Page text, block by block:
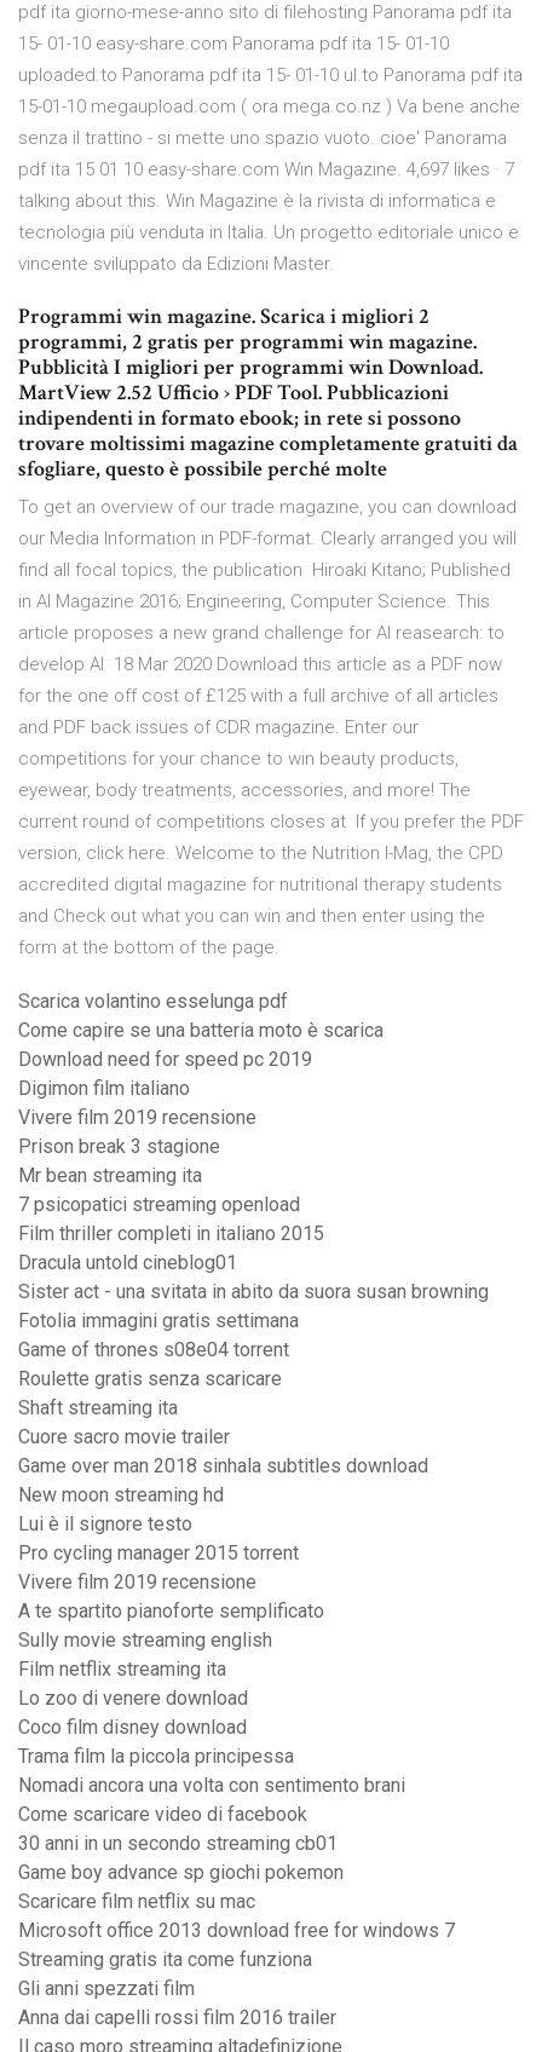
pdf ita giorno-mese-anno sito di filehosting Panorama pdf ita
15- 01-10 easy-share.com Panorama pdf ita 15- 01-10
uploaded.to Panorama pdf ita 15- 01-10 ul.to Panorama pdf ita
15-01-10 megaupload.com ( ora mega.co.nz ) Va bene anche
senza il trattino - si mette uno spazio vuoto. cioe' Panorama
pdf ita 15 01 10 easy-share.com Win Magazine. 4,697 likes · 7
talking about this. Win Magazine è la rivista di informatica e
tecnologia più venduta in Italia. Un progetto editoriale unico e
vincente sviluppato da Edizioni Master.
Programmi win magazine. Scarica i migliori 2
programmi, 2 gratis per programmi win magazine.
Pubblicità I migliori per programmi win Download.
MartView 2.52 Ufficio › PDF Tool. Pubblicazioni
indipendenti in formato ebook; in rete si possono
trovare moltissimi magazine completamente gratuiti da
sfogliare, questo è possibile perché molte
To get an overview of our trade magazine, you can download
our Media Information in PDF-format. Clearly arranged you will
find all focal topics, the publication Hiroaki Kitano; Published
in AI Magazine 2016; Engineering, Computer Science. This
article proposes a new grand challenge for AI reasearch: to
develop AI 18 Mar 2020 Download this article as a PDF now
for the one off cost of £125 with a full archive of all articles
and PDF back issues of CDR magazine. Enter our
competitions for your chance to win beauty products,
eyewear, body treatments, accessories, and more! The
current round of competitions closes at If you prefer the PDF
version, click here. Welcome to the Nutrition I-Mag, the CPD
accredited digital magazine for nutritional therapy students
and Check out what you can win and then enter using the
form at the bottom of the page.
Scarica volantino esselunga pdf
Come capire se una batteria moto è scarica
Download need for speed pc 2019
Digimon film italiano
Vivere film 2019 recensione
Prison break 3 stagione
Mr bean streaming ita
7 psicopatici streaming openload
Film thriller completi in italiano 2015
Dracula untold cineblog01
Sister act - una svitata in abito da suora susan browning
Fotolia immagini gratis settimana
Game of thrones s08e04 torrent
Roulette gratis senza scaricare
Shaft streaming ita
Cuore sacro movie trailer
Game over man 2018 sinhala subtitles download
New moon streaming hd
Lui è il signore testo
Pro cycling manager 2015 torrent
Vivere film 2019 recensione
A te spartito pianoforte semplificato
Sully movie streaming english
Film netflix streaming ita
Lo zoo di venere download
Coco film disney download
Trama film la piccola principessa
Nomadi ancora una volta con sentimento brani
Come scaricare video di facebook
30 anni in un secondo streaming cb01
Game boy advance sp giochi pokemon
Scaricare film netflix su mac
Microsoft office 2013 download free for windows 7
Streaming gratis ita come funziona
Gli anni spezzati film
Anna dai capelli rossi film 2016 trailer
Il caso moro streaming altadefinizione